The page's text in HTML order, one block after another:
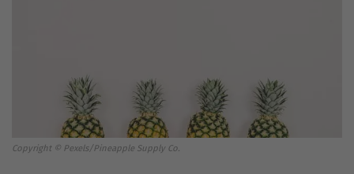
Copyright © Pexels/Pineapple Supply Co.